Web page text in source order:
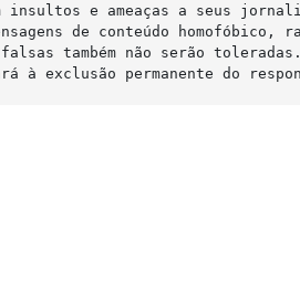
insultos e ameaças a seus
de conteúdo homofóbico,
também não serão
à exclusão permanente do